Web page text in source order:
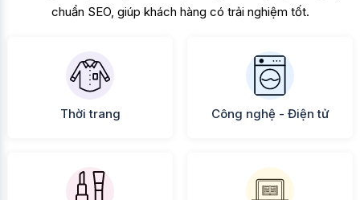
chuẩn SEO, giúp khách hàng có trải nghiệm tốt.
Thời trang Công nghệ - Điện tử